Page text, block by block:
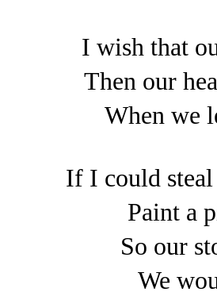
I wish that
Then our
When we
If I could
Paint a
So our
We